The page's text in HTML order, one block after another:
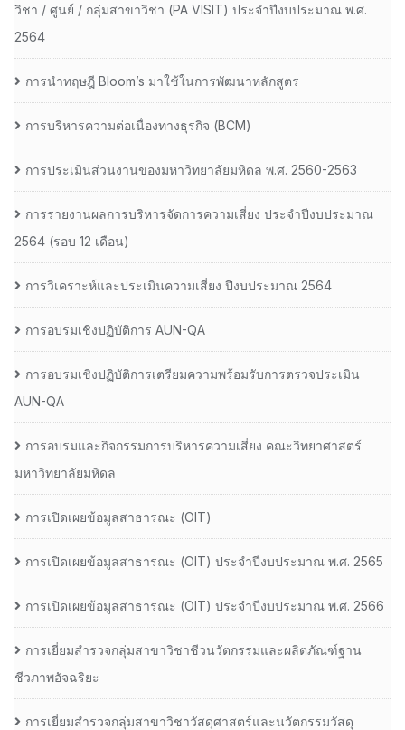
วิชา / ศูนย์ / กลุ่มสาขาวิชา (PA VISIT) ประจำปีงบประมาณ พ.ศ.​
2564
การนำทฤษฎี Bloom’s มาใช้ในการพัฒนาหลักสูตร
การบริหารความต่อเนื่องทางธุรกิจ (BCM)
การประเมินส่วนงานของมหาวิทยาลัยมหิดล พ.ศ. 2560-2563
การรายงานผลการบริหารจัดการความเสี่ยง ประจำปีงบประมาณ
2564 (รอบ 12 เดือน)
การวิเคราะห์และประเมินความเสี่ยง ปีงบประมาณ 2564
การอบรมเชิงปฏิบัติการ AUN-QA
การอบรมเชิงปฏิบัติการเตรียมความพร้อมรับการตรวจประเมิน
AUN-QA
การอบรมและกิจกรรมการบริหารความเสี่ยง คณะวิทยาศาสตร์
มหาวิทยาลัยมหิดล
การเปิดเผยข้อมูลสาธารณะ (OIT)
การเปิดเผยข้อมูลสาธารณะ (OIT) ประจำปีงบประมาณ พ.ศ. 2565
การเปิดเผยข้อมูลสาธารณะ (OIT) ประจำปีงบประมาณ พ.ศ. 2566
การเยี่ยมสำรวจกลุ่มสาขาวิชาชีวนวัตกรรมและผลิตภัณฑ์ฐาน
ชีวภาพอัจฉริยะ
การเยี่ยมสำรวจกลุ่มสาขาวิชาวัสดุศาสตร์และนวัตกรรมวัสดุ